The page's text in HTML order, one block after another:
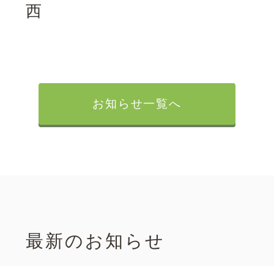
西
お知らせ一覧へ
最新のお知らせ